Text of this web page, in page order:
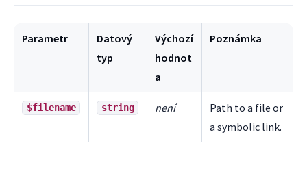
Parametr
Datový
typ
Výchozí
hodnot
a
Poznámka
$filename string není
Path to a file or
a symbolic link.